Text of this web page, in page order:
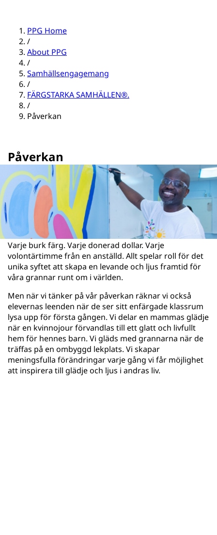
PPG Home
/
About PPG
/
Samhällsengagemang
/
FÄRGSTARKA SAMHÄLLEN®.
/
Påverkan
Påverkan
Varje burk färg. Varje donerad dollar. Varje
volontärtimme från en anställd. Allt spelar roll för det
unika syftet att skapa en levande och ljus framtid för
våra grannar runt om i världen.
Men när vi tänker på vår påverkan räknar vi också
elevernas leenden när de ser sitt enfärgade klassrum
lysa upp för första gången. Vi delar en mammas glädje
när en kvinnojour förvandlas till ett glatt och livfullt
hem för hennes barn. Vi gläds med grannarna när de
träffas på en ombyggd lekplats. Vi skapar
meningsfulla förändringar varje gång vi får möjlighet
att inspirera till glädje och ljus i andras liv.